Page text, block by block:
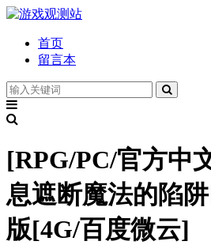
首页
留言本
[RPG/PC/官方中
息遮断魔法的陷
版[4G/百度微云]